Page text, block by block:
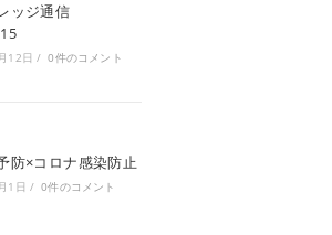
ッジ通信
12日 / 0件のコメント
防×コロナ感染防止
1日 / 0件のコメント